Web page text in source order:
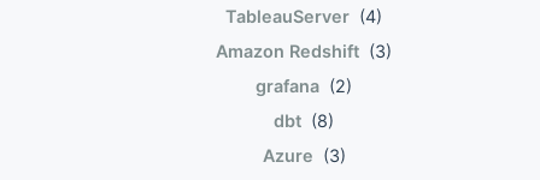
や、そもそも教師無しの場合など、他にもいろいろ
あるので、別エントリに書いていく。
bigl(Phi^TPhibigr)^-1Phi^T t end{eqnarray} $$ 次
に、βの偏微分。β項以外は定数になる。対数の微分
は、(logx)\'=1/x だから、 $$ begin{eqnarray}
frac{partial P(beta,w)}{partial beta} &=& 0 \\
frac{N}{2} frac{1}{beta} - E_D(w) &=& 0 \\ frac{1}
トルdr=dxiei=dxieiとする。 ds2 =dr・dr =dxiei・
dxjej=gijdxidxj =dxiei・dxjej=gijdxidxj =dxiei・
とき、dxi、dxjを成分とすることを表す。 また、ei-
ejを座標系として取ったとき、dxi、dxjを成分とす
ることを表す。 これらの座標系で各座標軸に沿った
1.0916680890.284521732 Seg.1-
0.4043524570.137160273-
Seg.3-0.2321134140.513125635-
0.2321134140.513125635
TableauServer (4)
Amazon Redshift (3)
grafana (2)
dbt (8)
Azure (3)